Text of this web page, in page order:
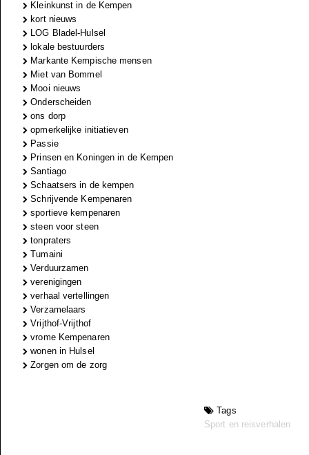
Kleinkunst in de Kempen
kort nieuws
LOG Bladel-Hulsel
lokale bestuurders
Markante Kempische mensen
Miet van Bommel
Mooi nieuws
Onderscheiden
ons dorp
opmerkelijke initiatieven
Passie
Prinsen en Koningen in de Kempen
Santiago
Schaatsers in de kempen
Schrijvende Kempenaren
sportieve kempenaren
steen voor steen
tonpraters
Tumaini
Verduurzamen
verenigingen
verhaal vertellingen
Verzamelaars
Vrijthof-Vrijthof
vrome Kempenaren
wonen in Hulsel
Zorgen om de zorg
Tags
Sport en reisverhalen